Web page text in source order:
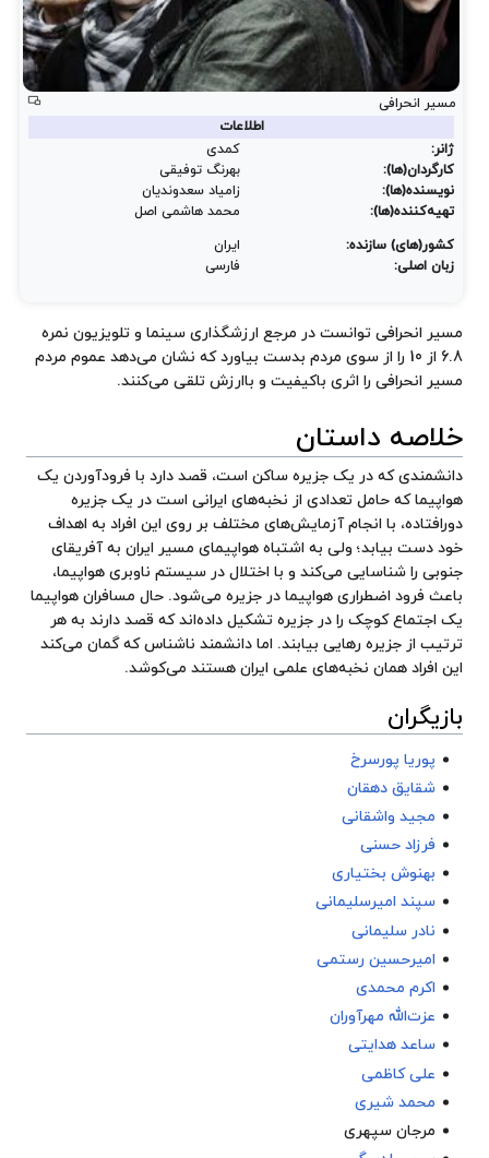
مسیر انحرافی
اطلاعات
ژانر:
کمدی
کارگردان(ها):
بهرنگ توفیقی
نویسنده(ها):
زامیاد سعدوندیان
تهیه‌کننده(ها):
محمد هاشمی اصل
کشور(های) سازنده:
ایران
زبان اصلی:
فارسی
مسیر انحرافی توانست در مرجع ارزشگذاری سینما و تلویزیون نمره
6.8 از 10 را از سوی مردم بدست بیاورد که نشان می‌دهد عموم مردم
مسیر انحرافی را اثری باکیفیت و باارزش تلقی می‌کنند.
خلاصه داستان
دانشمندی که در یک جزیره ساکن است، قصد دارد با فرودآوردن یک
هواپیما که حامل تعدادی از نخبه‌های ایرانی است در یک جزیره
دورافتاده، با انجام آزمایش‌های مختلف بر روی این افراد به اهداف
خود دست بیابد؛ ولی به اشتباه هواپیمای مسیر ایران به آفریقای
جنوبی را شناسایی می‌کند و با اختلال در سیستم ناوبری هواپیما،
باعث فرود اضطراری هواپیما در جزیره می‌شود. حال مسافران هواپیما
یک اجتماع کوچک را در جزیره تشکیل داده‌اند که قصد دارند به هر
ترتیب از جزیره رهایی بیابند. اما دانشمند ناشناس که گمان می‌کند
این افراد همان نخبه‌های علمی ایران هستند می‌کوشد.
بازیگران
پوریا پورسرخ
شقایق دهقان
مجید واشقانی
فرزاد حسنی
بهنوش بختیاری
سپند امیرسلیمانی
نادر سلیمانی
امیرحسین رستمی
اکرم محمدی
عزت‌الله مهرآوران
ساعد هدایتی
علی کاظمی
محمد شیری
مرجان سپهری